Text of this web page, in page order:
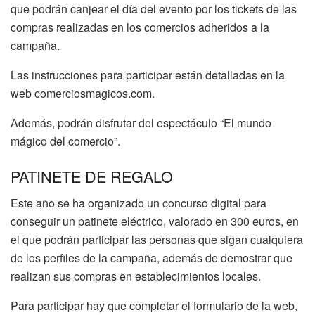
que podrán canjear el día del evento por los tickets de las
compras realizadas en los comercios adheridos a la
campaña.
Las instrucciones para participar están detalladas en la
web comerciosmagicos.com.
Además, podrán disfrutar del espectáculo “El mundo
mágico del comercio”.
PATINETE DE REGALO
Este año se ha organizado un concurso digital para
conseguir un patinete eléctrico, valorado en 300 euros, en
el que podrán participar las personas que sigan cualquiera
de los perfiles de la campaña, además de demostrar que
realizan sus compras en establecimientos locales.
Para participar hay que completar el formulario de la web,